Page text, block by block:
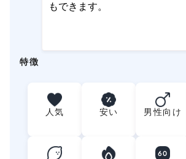
もできます。
特徴
人気 安い 男性向け
60